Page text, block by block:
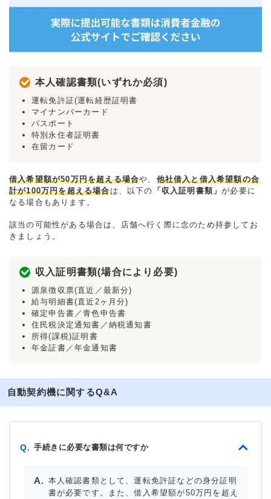
本人確認書類(いずれか必須)
運転免許証(運転経歴証明書
マイナンバーカード
パスポート
特別永住者証明書
在留カード
借入希望額が50万円を超える場合や、 他社借入と借入希望額の合
計が100万円を超える場合は、以下の 「収入証明書類」が必要に
なる場合もあります。
該当の可能性がある場合は、店舗へ行く際に念のため持参してお
きましょう。
収入証明書類(場合により必要)
源泉徴収票(直近／最新分)
給与明細書(直近2ヶ月分)
確定申告書／青色申告書
住民税決定通知書／納税通知書
所得(課税)証明書
年金証書／年金通知書
自動契約機に関するQ&A
Q. 手続きに必要な書類は何ですか
本人確認書類として、運転免許証などの身分証明
書が必要です。また、借入希望額が50万円を超え